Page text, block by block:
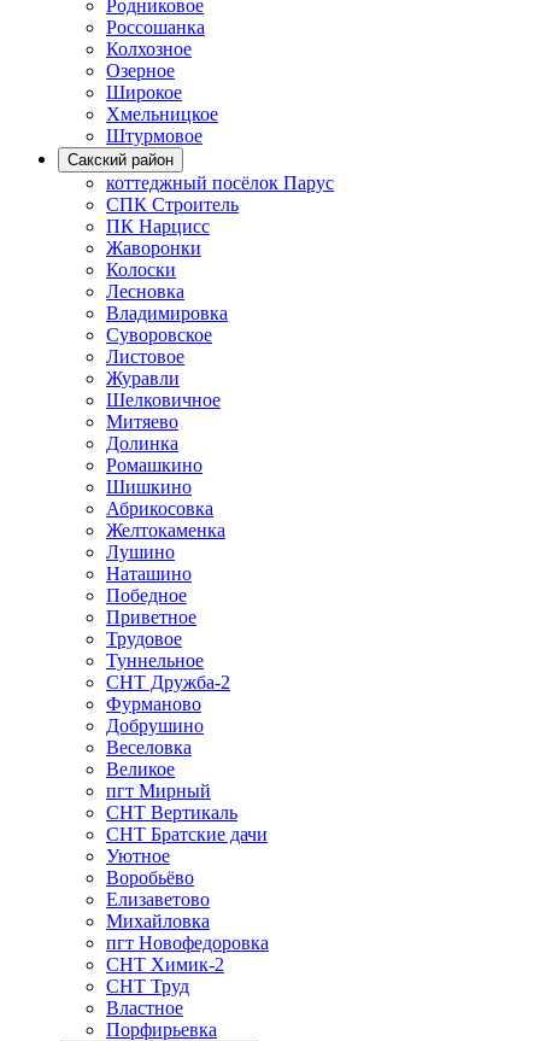
Родниковое
Россошанка
Колхозное
Озерное
Широкое
Хмельницкое
Штурмовое
Сакский район
коттеджный посёлок Парус
СПК Строитель
ПК Нарцисс
Жаворонки
Колоски
Лесновка
Владимировка
Суворовское
Листовое
Журавли
Шелковичное
Митяево
Долинка
Ромашкино
Шишкино
Абрикосовка
Желтокаменка
Лушино
Наташино
Победное
Приветное
Трудовое
Туннельное
СНТ Дружба-2
Фурманово
Добрушино
Веселовка
Великое
пгт Мирный
СНТ Вертикаль
СНТ Братские дачи
Уютное
Воробьёво
Елизаветово
Михайловка
пгт Новофедоровка
СНТ Химик-2
СНТ Труд
Властное
Порфирьевка